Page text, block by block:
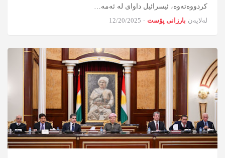
کردووەتەوە، ئیسرائیل داوای لە ئەمە…
لەلایەن بارزانی پۆست -
12/20/2025